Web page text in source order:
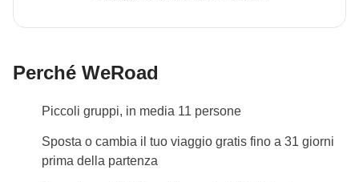
Perché WeRoad
Piccoli gruppi, in media 11 persone
Sposta o cambia il tuo viaggio gratis fino a 31 giorni
prima della partenza